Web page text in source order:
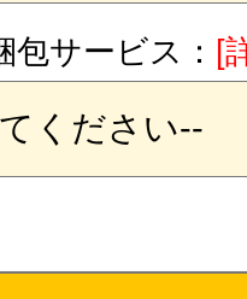
サービス： [